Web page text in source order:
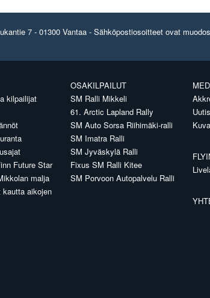
7 - 01300 Vantaa - Sähköpostiosoitteet ovat
kilpailijat
Future Star
malja
kautta aikojen
OSAKILPAILUT
SM Ralli Mikkeli
61. Arctic Lapland Rally
SM Auto Sorsa Riihimäki-ralli
SM Imatra Ralli
SM Jyväskylä Ralli
Fixus SM Ralli Kitee
SM Porvoon Autopalvelu Ralli